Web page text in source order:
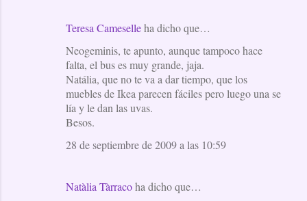
Teresa Cameselleha dicho que…
Neogeminis, te apunto, aunque tampoco hace
falta, el bus es muy grande, jaja.
Natália, que no te va a dar tiempo, que los
muebles de Ikea parecen fáciles pero luego una se
lía y le dan las uvas.
Besos.
28 de septiembre de 2009 a las 10:59
Natàlia Tàrracoha dicho que…